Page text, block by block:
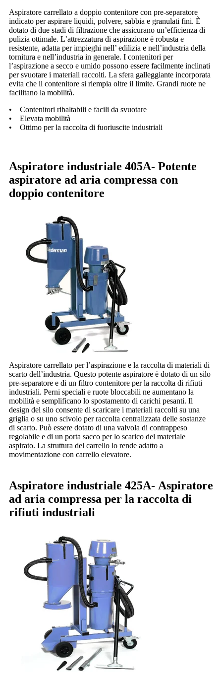
Aspiratore carrellato a doppio contenitore con pre-separatore
indicato per aspirare liquidi, polvere, sabbia e granulati fini. È
dotato di due stadi di filtrazione che assicurano un’efficienza di
pulizia ottimale. L’attrezzatura di aspirazione è robusta e
resistente, adatta per impieghi nell’ edilizia e nell’industria della
tornitura e nell’industria in generale. I contenitori per
l’aspirazione a secco e umido possono essere facilmente inclinati
per svuotare i materiali raccolti. La sfera galleggiante incorporata
evita che il contenitore si riempia oltre il limite. Grandi ruote ne
facilitano la mobilità.
• Contenitori ribaltabili e facili da svuotare
• Elevata mobilità
• Ottimo per la raccolta di fuoriuscite industriali
Aspiratore industriale 405A- Potente
aspiratore ad aria compressa con
doppio contenitore
Aspiratore carrellato per l’aspirazione e la raccolta di materiali di
scarto dell’industria. Questo potente aspiratore è dotato di un silo
pre-separatore e di un filtro contenitore per la raccolta di rifiuti
industriali. Perni speciali e ruote bloccabili ne aumentano la
mobilità e semplificano lo spostamento di carichi pesanti. Il
design del silo consente di scaricare i materiali raccolti su una
griglia o su uno scivolo per raccolta centralizzata delle sostanze
di scarto. Può essere dotato di una valvola di contrappeso
regolabile e di un porta sacco per lo scarico del materiale
aspirato. La struttura del carrello lo rende adatto a
movimentazione con carrello elevatore.
Aspiratore industriale 425A- Aspiratore
ad aria compressa per la raccolta di
rifiuti industriali